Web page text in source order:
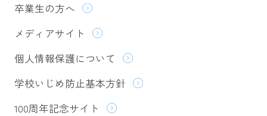
卒業生の方へ
メディアサイト
個人情報保護について
学校いじめ防止基本方針
100周年記念サイト